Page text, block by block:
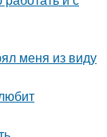
меня из виду